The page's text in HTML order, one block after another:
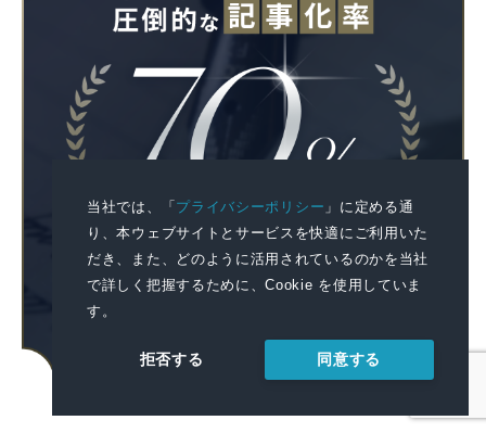
当社では、「プライバシーポリシー 」に定める通
り、本ウェブサイトとサービスを快適にご利用いた
だき、また、どのように活用されているのかを当社
で詳しく把握するために、Cookie を使用していま
す。
拒否する 同意する